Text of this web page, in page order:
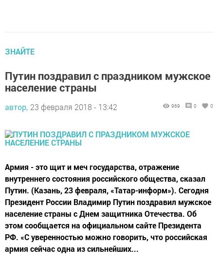
ЗНАЙТЕ
Путин поздравил с праздником мужское
население страны
автор, 23 февраля 2018 - 13:42 969 0 0
Армия - это щит и меч государства, отражение
внутреннего состояния российского общества, сказал
Путин. (Казань, 23 февраля, «Татар-информ»). Сегодня
Президент России Владимир Путин поздравил мужское
население страны с Днем защитника Отечества. Об
этом сообщается на официальном сайте Президента
РФ. «С уверенностью можно говорить, что российская
армия сейчас одна из сильнейших...